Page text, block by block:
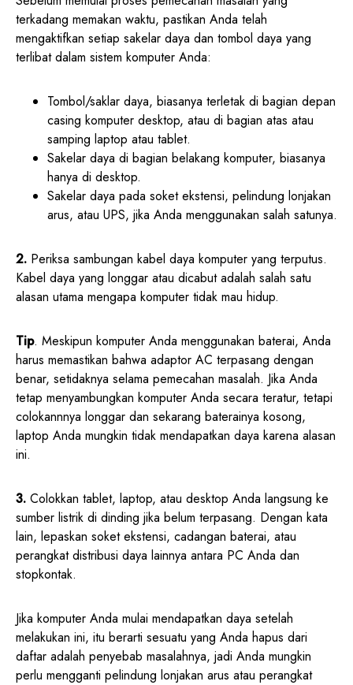
terkadang memakan waktu, pastikan Anda telah
mengaktifkan setiap sakelar daya dan tombol daya yang
terlibat dalam sistem komputer Anda:
Tombol/saklar daya, biasanya terletak di bagian depan
casing komputer desktop, atau di bagian atas atau
samping laptop atau tablet.
Sakelar daya di bagian belakang komputer, biasanya
hanya di desktop.
Sakelar daya pada soket ekstensi, pelindung lonjakan
arus, atau UPS, jika Anda menggunakan salah satunya.
2. Periksa sambungan kabel daya komputer yang terputus.
Kabel daya yang longgar atau dicabut adalah salah satu
alasan utama mengapa komputer tidak mau hidup.
Tip. Meskipun komputer Anda menggunakan baterai, Anda
harus memastikan bahwa adaptor AC terpasang dengan
benar, setidaknya selama pemecahan masalah. Jika Anda
tetap menyambungkan komputer Anda secara teratur, tetapi
colokannnya longgar dan sekarang baterainya kosong,
laptop Anda mungkin tidak mendapatkan daya karena alasan
ini.
3. Colokkan tablet, laptop, atau desktop Anda langsung ke
sumber listrik di dinding jika belum terpasang. Dengan kata
lain, lepaskan soket ekstensi, cadangan baterai, atau
perangkat distribusi daya lainnya antara PC Anda dan
stopkontak.
Jika komputer Anda mulai mendapatkan daya setelah
melakukan ini, itu berarti sesuatu yang Anda hapus dari
daftar adalah penyebab masalahnya, jadi Anda mungkin
perlu mengganti pelindung lonjakan arus atau perangkat